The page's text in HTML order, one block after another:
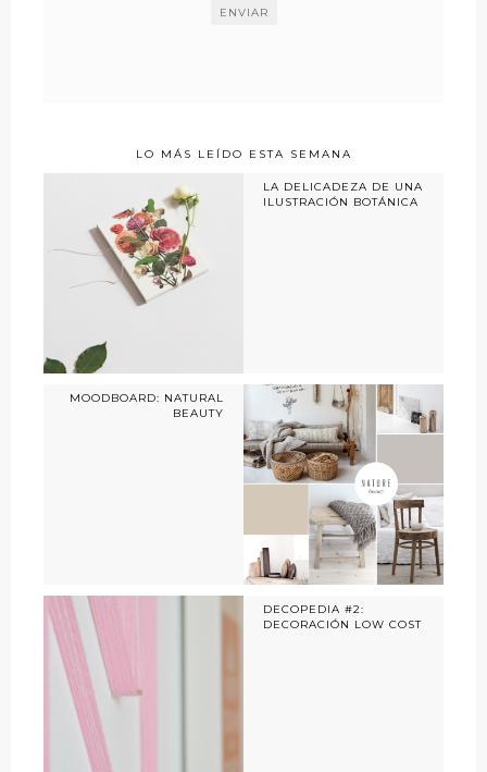
LO MÁS LEÍDO ESTA SEMANA
LA DELICADEZA DE UNA
ILUSTRACIÓN BOTÁNICA
MOODBOARD: NATURAL
BEAUTY
DECOPEDIA #2:
DECORACIÓN LOW COST